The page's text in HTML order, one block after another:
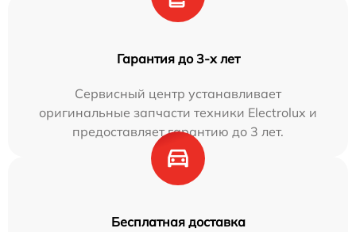
Гарантия до 3-х лет
Сервисный центр устанавливает
оригинальные запчасти техники Electrolux и
предоставляет гарантию до 3 лет.
Бесплатная доставка